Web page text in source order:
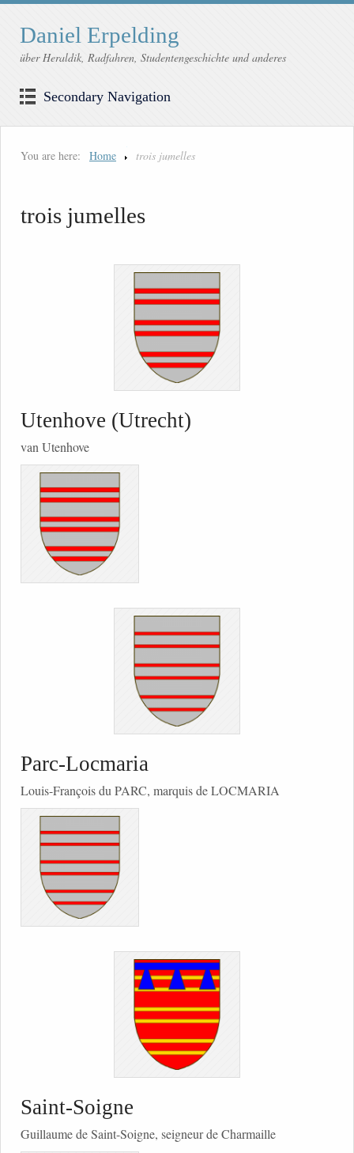
Daniel Erpelding
über Heraldik, Radfahren, Studentengeschichte und anderes
Secondary Navigation
You are here: Home trois jumelles
trois jumelles
Utenhove (Utrecht)
van Utenhove
Parc-Locmaria
Louis-François du PARC, marquis de LOCMARIA
Saint-Soigne
Guillaume de Saint-Soigne, seigneur de Charmaille